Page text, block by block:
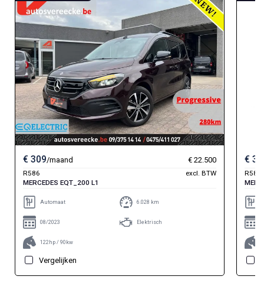
€ 309/maand € 22.500
R586
excl. BTW
MERCEDES EQT_200 L1
Automaat 6.028 km
08/2023 Elektrisch
122hp / 90kw
Vergelijken
€
R585